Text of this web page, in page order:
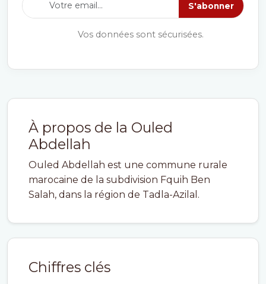
À propos de la Ouled
Abdellah
Ouled Abdellah est une commune rurale
marocaine de la subdivision Fquih Ben
Salah, dans la région de Tadla-Azilal.
Chiffres clés
S'abonner
Vos données sont sécurisées.